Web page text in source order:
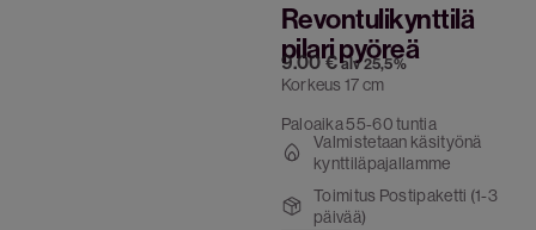
Revontulikynttilä
pilari pyöreä
9.00€ alv 25,5%
Korkeus 17 cm
Paloaika 55-60 tuntia
Valmistetaan käsityönä
kynttiläpajallamme
Toimitus Postipaketti (1-3
päivää)